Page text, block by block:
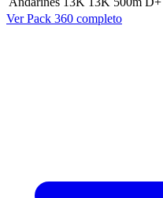
Ver Pack 360 completo